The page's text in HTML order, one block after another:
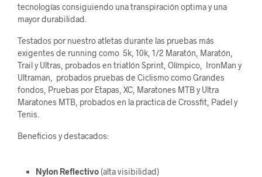
tecnologías consiguiendo una transpiración optima y una
mayor durabilidad.
Testados por nuestro atletas durante las pruebas más
exigentes de running como 5k, 10k, 1/2 Maratón, Maratón,
Trail y Ultras, probados en triatlón Sprint, Olímpico, IronMan y
Ultraman, probados pruebas de Ciclismo como Grandes
fondos, Pruebas por Etapas, XC, Maratones MTB y Ultra
Maratones MTB, probados en la practica de Crossfit, Padel y
Tenis.
Beneficios y destacados:
Nylon Reflectivo(alta visibilidad)